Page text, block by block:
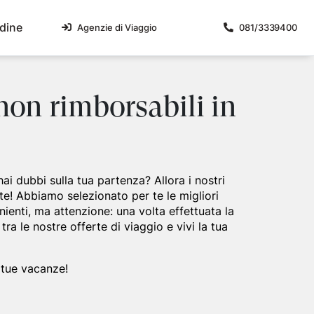
Agenzie di Viaggio 081/3339400
2026 - Orientale
e Matera 2026
delle due Sicilie 2026
2026
pizze e Lacryma Christi
tra tortellini, torri e dolci colline
Malta Umbria
rimborsabili in
dubbi sulla tua partenza? Allora i nostri
Abbiamo selezionato per te le migliori
ma attenzione: una volta effettuata la
le nostre offerte di viaggio e vivi la tua
vacanze!